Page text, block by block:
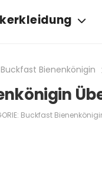
Buckfast Bienenkönigin
Buckfast